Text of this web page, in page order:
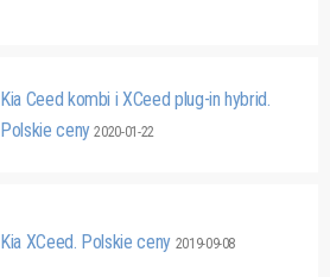
Kia Ceed kombi i XCeed plug-in hybrid.
Polskie ceny2020-01-22
Kia XCeed. Polskie ceny 2019-09-08